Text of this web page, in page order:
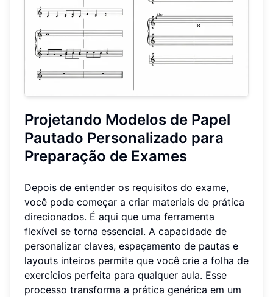
Projetando Modelos de Papel
Pautado Personalizado para
Preparação de Exames
Depois de entender os requisitos do exame,
você pode começar a criar materiais de prática
direcionados. É aqui que uma ferramenta
flexível se torna essencial. A capacidade de
personalizar claves, espaçamento de pautas e
layouts inteiros permite que você crie a folha de
exercícios perfeita para qualquer aula. Esse
processo transforma a prática genérica em um